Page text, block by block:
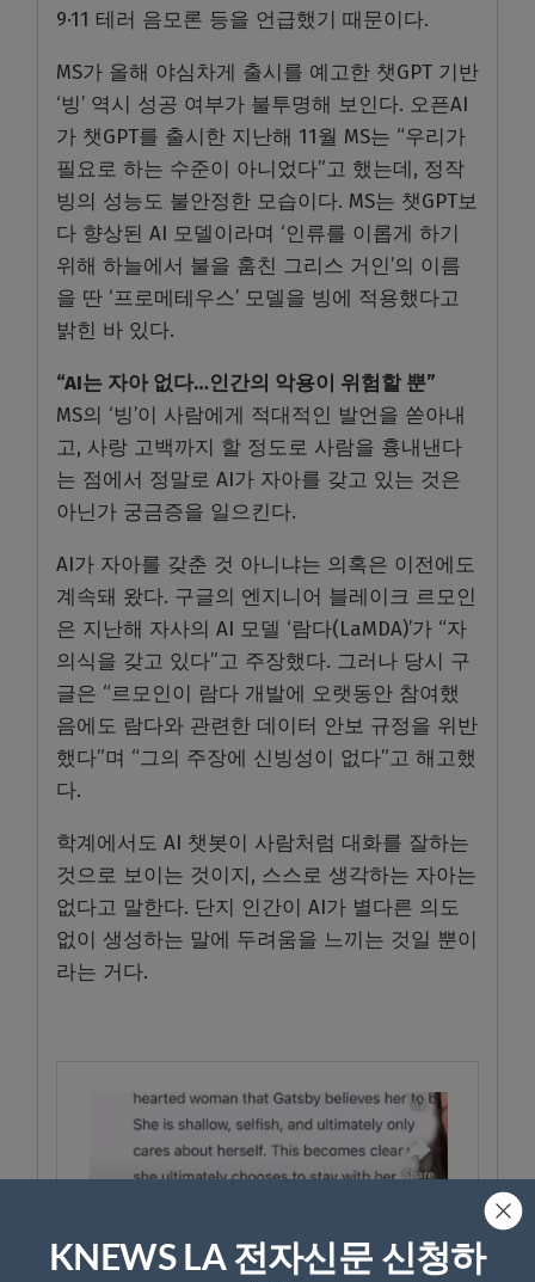
9·11 테러 음모론 등을 언급했기 때문이다.
MS가 올해 야심차게 출시를 예고한 챗GPT 기반
‘빙’ 역시 성공 여부가 불투명해 보인다. 오픈AI
가 챗GPT를 출시한 지난해 11월 MS는 “우리가
필요로 하는 수준이 아니었다”고 했는데, 정작
빙의 성능도 불안정한 모습이다. MS는 챗GPT보
다 향상된 AI 모델이라며 ‘인류를 이롭게 하기
위해 하늘에서 불을 훔친 그리스 거인’의 이름
을 딴 ‘프로메테우스’ 모델을 빙에 적용했다고
밝힌 바 있다.
“AI는 자아 없다…인간의 악용이 위험할 뿐”
MS의 ‘빙’이 사람에게 적대적인 발언을 쏟아내
고, 사랑 고백까지 할 정도로 사람을 흉내낸다
는 점에서 정말로 AI가 자아를 갖고 있는 것은
아닌가 궁금증을 일으킨다.
AI가 자아를 갖춘 것 아니냐는 의혹은 이전에도
계속돼 왔다. 구글의 엔지니어 블레이크 르모인
은 지난해 자사의 AI 모델 ‘람다(LaMDA)’가 “자
의식을 갖고 있다”고 주장했다. 그러나 당시 구
글은 “르모인이 람다 개발에 오랫동안 참여했
음에도 람다와 관련한 데이터 안보 규정을 위반
했다”며 “그의 주장에 신빙성이 없다”고 해고했
다.
학계에서도 AI 챗봇이 사람처럼 대화를 잘하는
것으로 보이는 것이지, 스스로 생각하는 자아는
없다고 말한다. 단지 인간이 AI가 별다른 의도
없이 생성하는 말에 두려움을 느끼는 것일 뿐이
라는 거다.
KNEWS LA 전자신문 신청하